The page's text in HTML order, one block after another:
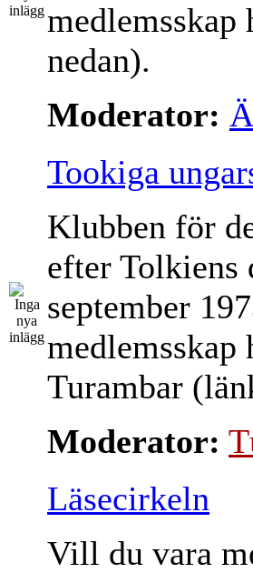
nedan).
Moderator:
Tookiga
Klubben för
efter Tolkiens
september
medlemsskap
Turambar
Moderator:
Läsecirkeln
Vill du vara